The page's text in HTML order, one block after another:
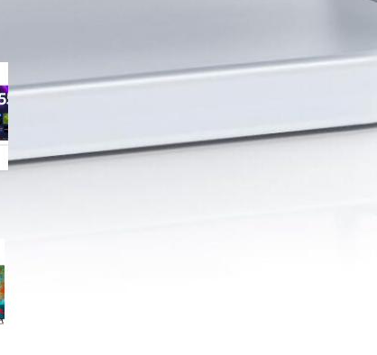
MEDION QLED 55″ Ultra HD con
Dolby Vision HDR: il QLED